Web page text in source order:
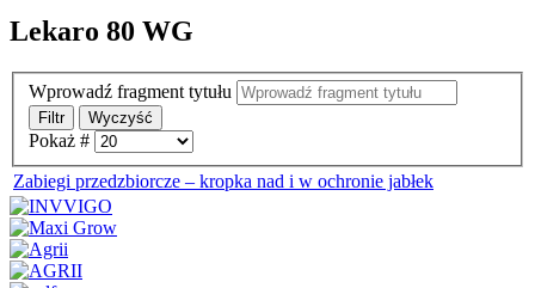
Lekaro 80 WG
Wprowadź fragment tytułu
Filtr Wyczyść
Pokaż #
Zabiegi przedzbiorcze – kropka nad i w ochronie jabłek